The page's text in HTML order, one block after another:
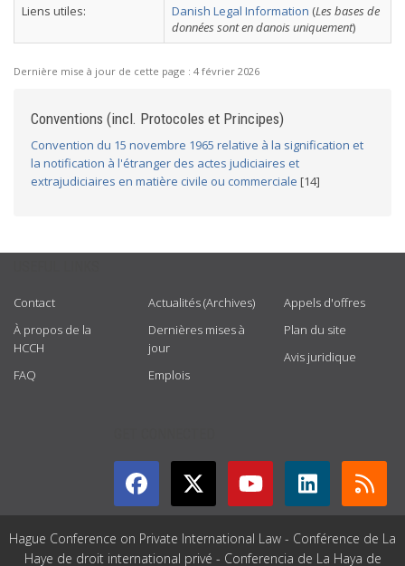
Liens utiles: Danish Legal Information (Les bases de
données sont en danois uniquement)
Dernière mise à jour de cette page : 4 février 2026
Conventions (incl. Protocoles et Principes)
Convention du 15 novembre 1965 relative à la signification et
la notification à l'étranger des actes judiciaires et
extrajudiciaires en matière civile ou commerciale [14]
Contact
À propos de la
HCCH
FAQ
Actualités (Archives)
Dernières mises à
jour
Emplois
Appels d'offres
Plan du site
Avis juridique
Hague Conference on Private International Law - Conférence de La
Haye de droit international privé - Conferencia de La Haya de